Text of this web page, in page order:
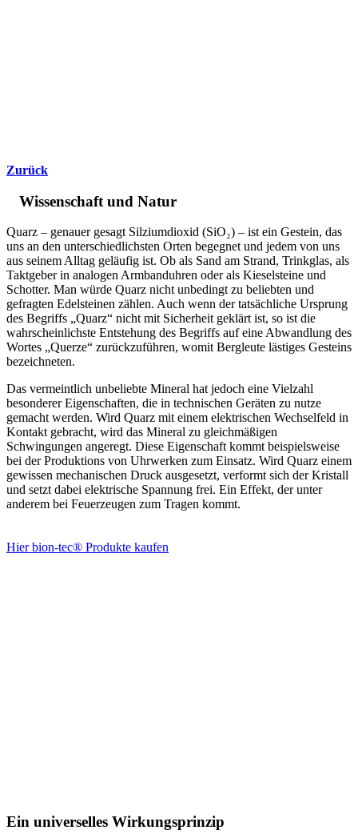
Zurück
Wissenschaft und Natur
Quarz – genauer gesagt Silziumdioxid (SiO₂) – ist ein Gestein, das
uns an den unterschiedlichsten Orten begegnet und jedem von uns
aus seinem Alltag geläufig ist. Ob als Sand am Strand, Trinkglas, als
Taktgeber in analogen Armbanduhren oder als Kieselsteine und
Schotter. Man würde Quarz nicht unbedingt zu beliebten und
gefragten Edelsteinen zählen. Auch wenn der tatsächliche Ursprung
des Begriffs „Quarz“ nicht mit Sicherheit geklärt ist, so ist die
wahrscheinlichste Entstehung des Begriffs auf eine Abwandlung des
Wortes „Querze“ zurückzuführen, womit Bergleute lästiges Gesteins
bezeichneten.
Das vermeintlich unbeliebte Mineral hat jedoch eine Vielzahl
besonderer Eigenschaften, die in technischen Geräten zu nutze
gemacht werden. Wird Quarz mit einem elektrischen Wechselfeld in
Kontakt gebracht, wird das Mineral zu gleichmäßigen
Schwingungen angeregt. Diese Eigenschaft kommt beispielsweise
bei der Produktions von Uhrwerken zum Einsatz. Wird Quarz einem
gewissen mechanischen Druck ausgesetzt, verformt sich der Kristall
und setzt dabei elektrische Spannung frei. Ein Effekt, der unter
anderem bei Feuerzeugen zum Tragen kommt.
Hier bion-tec® Produkte kaufen
Ein universelles Wirkungsprinzip